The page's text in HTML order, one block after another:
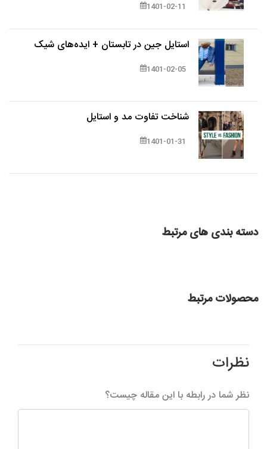
1401-02-11
استایل جین در تابستان + ایده‌های شیک
1401-02-05
شناخت تفاوت مد و استایل
1401-01-31
دسته بندی های مرتبط
محصولات مرتبط
نظرات
نظر شما در رابطه با این مقاله چیست؟